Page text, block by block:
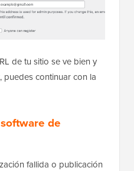
de tu sitio se ve bien y
puedes continuar con la
de
fallida o publicación